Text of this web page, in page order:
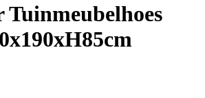
Tuinmeubelhoes